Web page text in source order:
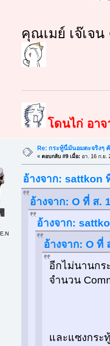
คุณเมย์ เจ๊เจ
โดนไก่ อา
Re: กระทู้นี้มันอมตะจริงๆ
« ตอบกลับ #9 เมื่อ: อา. 16 ก.ย.
อ้างจาก: sattkon
อ้างจาก: O ที่ ส.
อ้างจาก:
อ้างจาก: O ที่
อีกไม่นานกร
จำนวน
และแซงกระ